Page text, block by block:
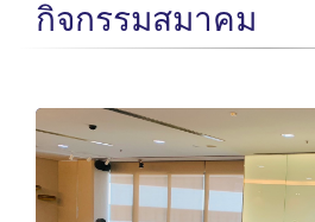
กิจกรรมสมาคม